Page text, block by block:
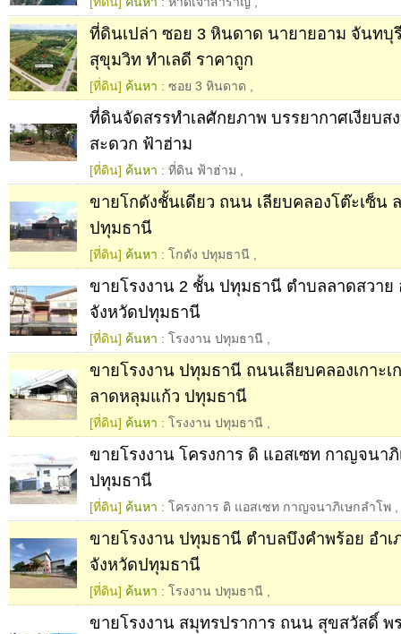
ที่ดินเปล่า ซอย 3 หินดาด นายายอาม จันทบุ
สุขุมวิท ทำเลดี ราคาถูก
[ที่ดิน] ค้นหา : ซอย 3 หินดาด
ที่ดินจัดสรรทำเลศักยภาพ บรรยากาศเงียบส
สะดวก ฟ้าฮ่าม
[ที่ดิน] ค้นหา : ที่ดิน ฟ้าฮ่าม
ขายโกดังชั้นเดียว ถนน เลียบคลองโต๊ะเซ็น
ปทุมธานี
[ที่ดิน] ค้นหา : โกดัง ปทุมธานี
ขายโรงงาน 2 ชั้น ปทุมธานี ตำบลลาดสวาย
จังหวัดปทุมธานี
[ที่ดิน] ค้นหา : โรงงาน ปทุมธานี
ขายโรงงาน ปทุมธานี ถนนเลียบคลองเกาะเ
ลาดหลุมแก้ว ปทุมธานี
[ที่ดิน] ค้นหา : โรงงาน ปทุมธานี
ขายโรงงาน โครงการ ดิ แอสเซท กาญจนาภิ
ปทุมธานี
[ที่ดิน] ค้นหา : โครงการ ดิ แอสเซท กาญจนาภิเษกลำโพ
ขายโรงงาน ปทุมธานี ตำบลบึงคำพร้อย อำเ
จังหวัดปทุมธานี
[ที่ดิน] ค้นหา : โรงงาน ปทุมธานี
ขายโรงงาน สมุทรปราการ ถนน สุขสวัสดิ์ พ